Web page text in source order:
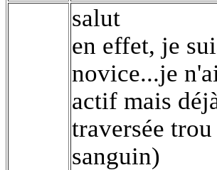
salut
en effet, je
novice...je
actif mais
traversée
sanguin)